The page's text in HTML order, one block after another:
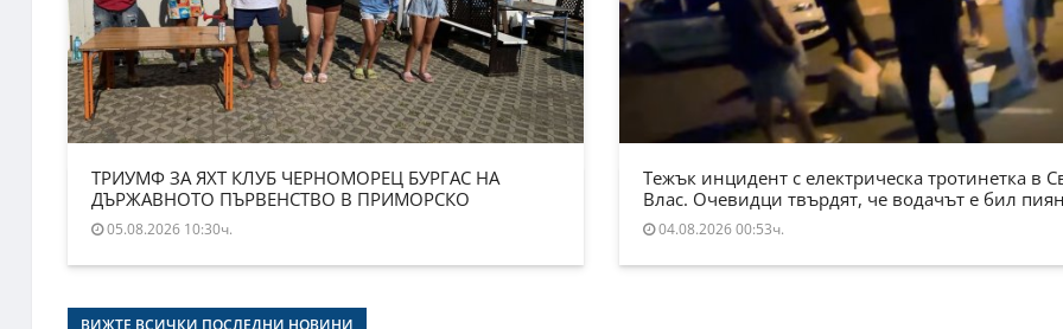
ТРИУМФ ЗА ЯХТ КЛУБ ЧЕРНОМОРЕЦ БУРГАС НА
ДЪРЖАВНОТО ПЪРВЕНСТВО В ПРИМОРСКО
05.08.2026 10:30ч.
Тежък инцидент с електрическа тротинетка в
Влас. Очевидци твърдят, че водачът е бил
04.08.2026 00:53ч.
ВИЖТЕ ВСИЧКИ ПОСЛЕДНИ НОВИНИ